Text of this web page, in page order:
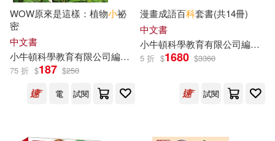
小牛頓科學教育有限公司編輯團隊
出版社 (可複選)
WOW原來是這樣：植物小祕
密
中文書
小牛頓科學教育有限公司編輯 團隊 藍色夢境動漫工作室
75 折 $187 $250
電
試閱
漫畫成語百科套書(共14冊)
中文書
小牛頓科學教育有限公司編輯
5 折 $1680 $3360
試閱